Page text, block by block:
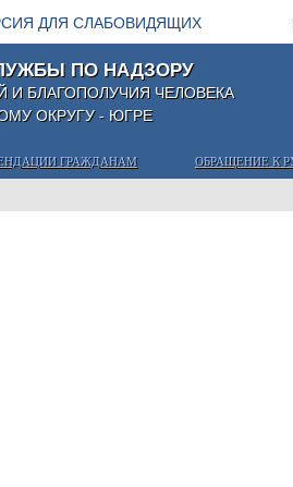
ДЛЯ СЛАБОВИДЯЩИХ
ПО НАДЗОРУ
И БЛАГОПОЛУЧИЯ ЧЕЛОВЕКА
ОКРУГУ - ЮГРЕ
ГРАЖДАНАМ ОБРАЩЕНИЕ К